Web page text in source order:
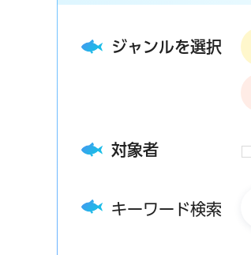
ジャンルを選択
対象者
キーワード検索